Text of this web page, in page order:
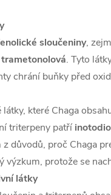
sloučeniny,
trametonolová. Tyto
chrání buňky před
které Chaga
triterpeny patří
důvodů, proč Chaga
výzkum, protože se
látky